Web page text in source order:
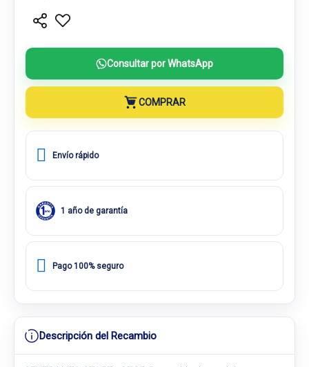
Consultar por WhatsApp
COMPRAR
Envío rápido
1 año de garantía
Pago 100% seguro
Descripción del Recambio